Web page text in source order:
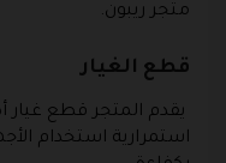
متجر ريبون.
قطع الغيار
يقدم المتجر قطع غيار
استمرارية استخدام